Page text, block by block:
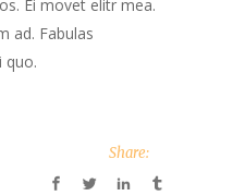
Ei movet elitr mea.
ad. Fabulas
quo.
Share: